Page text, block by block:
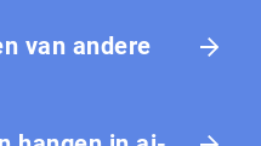
van andere